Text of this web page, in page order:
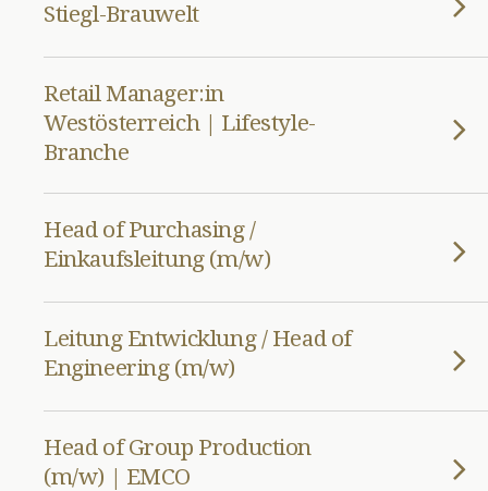
Stiegl-Brauwelt
Retail Manager:in
Westösterreich | Lifestyle-
Branche
Head of Purchasing /
Einkaufsleitung (m/w)
Leitung Entwicklung / Head of
Engineering (m/w)
Head of Group Production
(m/w) | EMCO